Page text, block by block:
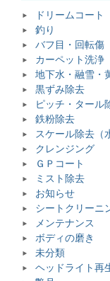
ドリームコート
釣り
バフ目・回転傷
カーペット洗浄
地下水・融雪・
黒ずみ除去
ピッチ・タール
鉄粉除去
スケール除去（
クレンジング
ＧＰコート
ミスト除去
お知らせ
シートクリーニ
メンテナンス
ボディの磨き
未分類
ヘッドライト再